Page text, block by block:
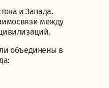
и Запада.
между
объединены в